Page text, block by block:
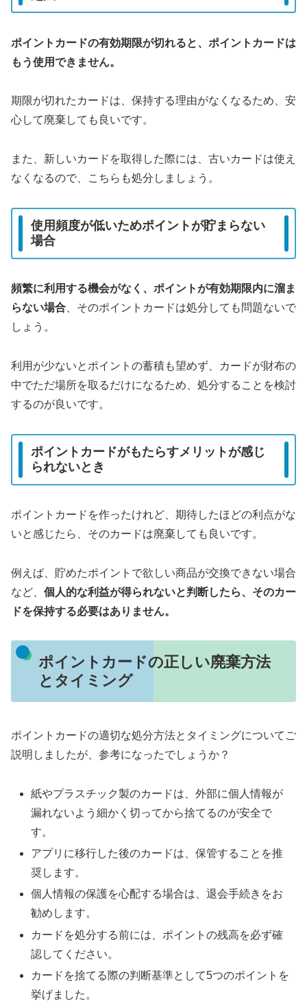
ポイントカードの有効期限が切れると、ポイントカードは
もう使用できません。
期限が切れたカードは、保持する理由がなくなるため、安
心して廃棄しても良いです。
また、新しいカードを取得した際には、古いカードは使え
なくなるので、こちらも処分しましょう。
使用頻度が低いためポイントが貯まらない
場合
頻繁に利用する機会がなく、ポイントが有効期限内に溜ま
らない場合 、そのポイントカードは処分しても問題ないで
しょう。
利用が少ないとポイントの蓄積も望めず、カードが財布の
中でただ場所を取るだけになるため、処分することを検討
するのが良いです。
ポイントカードがもたらすメリットが感じ
られないとき
ポイントカードを作ったけれど、期待したほどの利点がな
いと感じたら、そのカードは廃棄しても良いです。
例えば、貯めたポイントで欲しい商品が交換できない場合
など、 個人的な利益が得られないと判断したら、そのカー
ドを保持する必要はありません。
ポイントカードの正しい廃棄方法
とタイミング
ポイントカードの適切な処分方法とタイミングについてご
説明しましたが、参考になったでしょうか？
紙やプラスチック製のカードは、外部に個人情報が
漏れないよう細かく切ってから捨てるのが安全で
す。
アプリに移行した後のカードは、保管することを推
奨します。
個人情報の保護を心配する場合は、退会手続きをお
勧めします。
カードを処分する前には、ポイントの残高を必ず確
認してください。
カードを捨てる際の判断基準として5つのポイントを
挙げました。